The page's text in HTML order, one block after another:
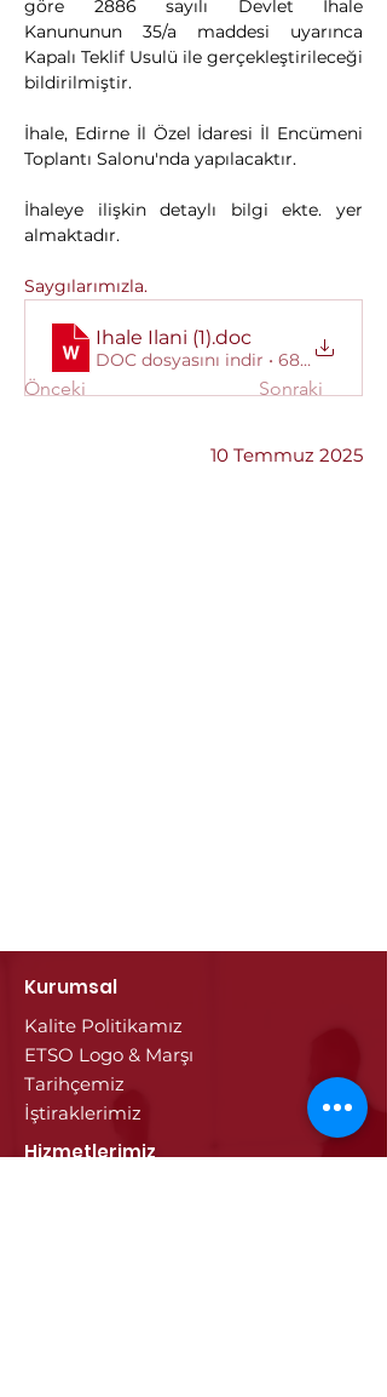
Önceki Sonraki
göre 2886 sayılı Devlet İhale
Kanununun 35/a maddesi uyarınca
Kapalı Teklif Usulü ile gerçekleştirileceği
bildirilmiştir.
İhale, Edirne İl Özel İdaresi İl Encümeni
Toplantı Salonu'nda yapılacaktır.
İhaleye ilişkin detaylı bilgi ekte. yer
almaktadır.
Saygılarımızla.
Ihale Ilani (1).doc
DOC dosyasını indir • 68KB
10 Temmuz 2025
Kurumsal
Kalite Politikamız
ETSO Logo & Marşı
Tarihçemiz
İştiraklerimiz
Hizmetlerimiz